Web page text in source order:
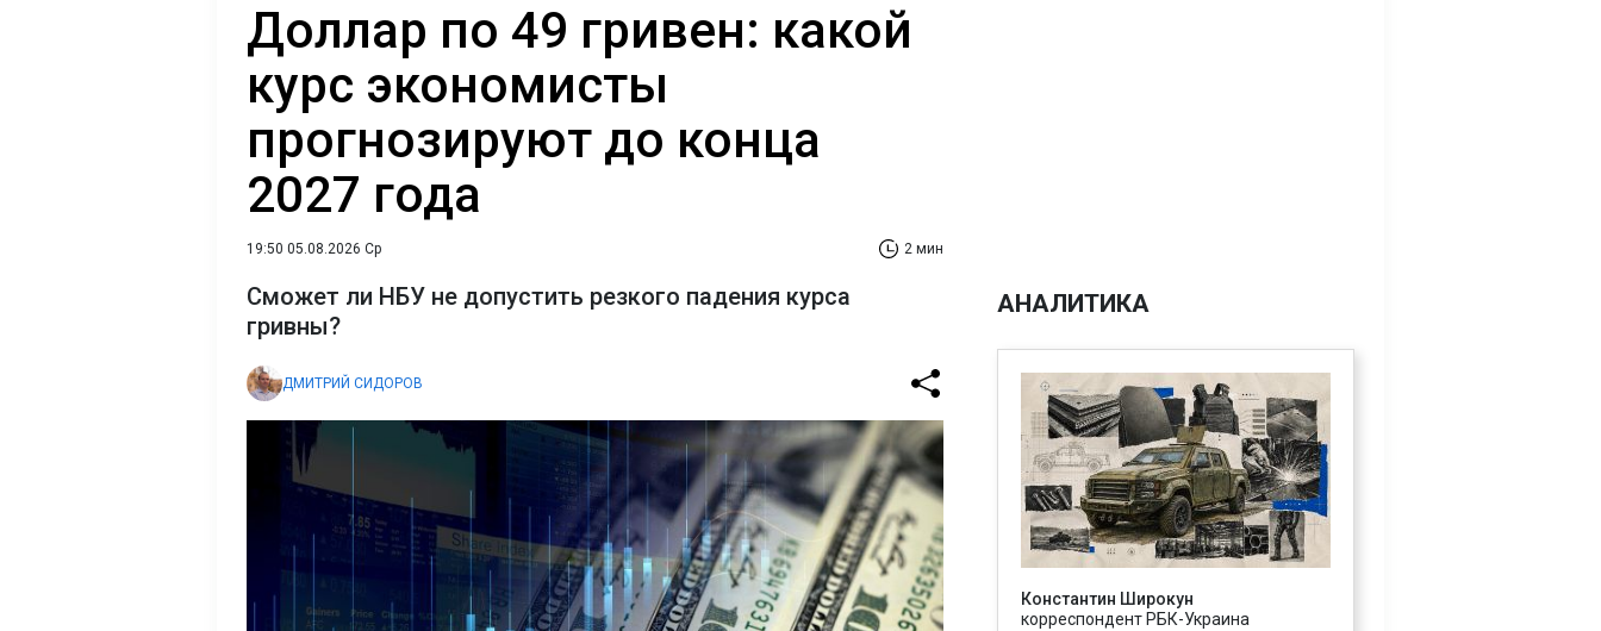
Доллар по 49 гривен: какой
курс экономисты
прогнозируют до конца
2027 года
19:50 05.08.2026 Ср 2 мин
Сможет ли НБУ не допустить резкого падения курса
гривны?
ДМИТРИЙ СИДОРОВ
АНАЛИТИКА
Константин Широкун
корреспондент РБК-Украина